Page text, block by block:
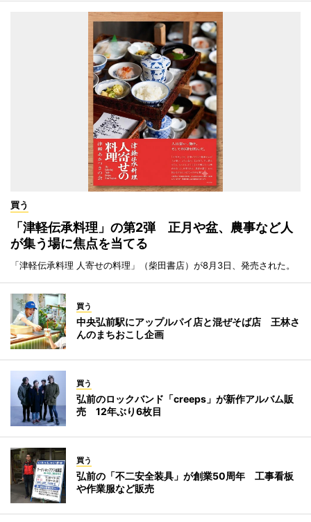
買う
「津軽伝承料理」の第2弾 正月や盆、農事など人
が集う場に焦点を当てる
「津軽伝承料理 人寄せの料理」（柴田書店）が8月3日、発売された。
買う
中央弘前駅にアップルパイ店と混ぜそば店 王林さ
んのまちおこし企画
買う
弘前のロックバンド「creeps」が新作アルバム販
売 12年ぶり6枚目
買う
弘前の「不二安全装具」が創業50周年 工事看板
や作業服など販売